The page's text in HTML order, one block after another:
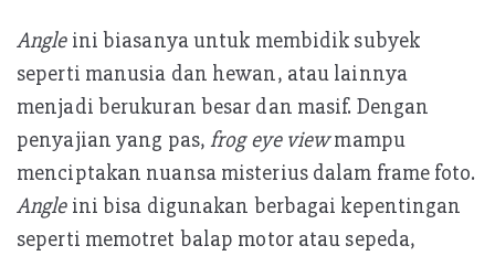
Angleini biasanya untuk membidik subyek
seperti manusia dan hewan, atau lainnya
menjadi berukuran besar dan masif. Dengan
penyajian yang pas,frog eye viewmampu
menciptakan nuansa misterius dalam frame foto.
Angleini bisa digunakan berbagai kepentingan
seperti memotret balap motor atau sepeda,